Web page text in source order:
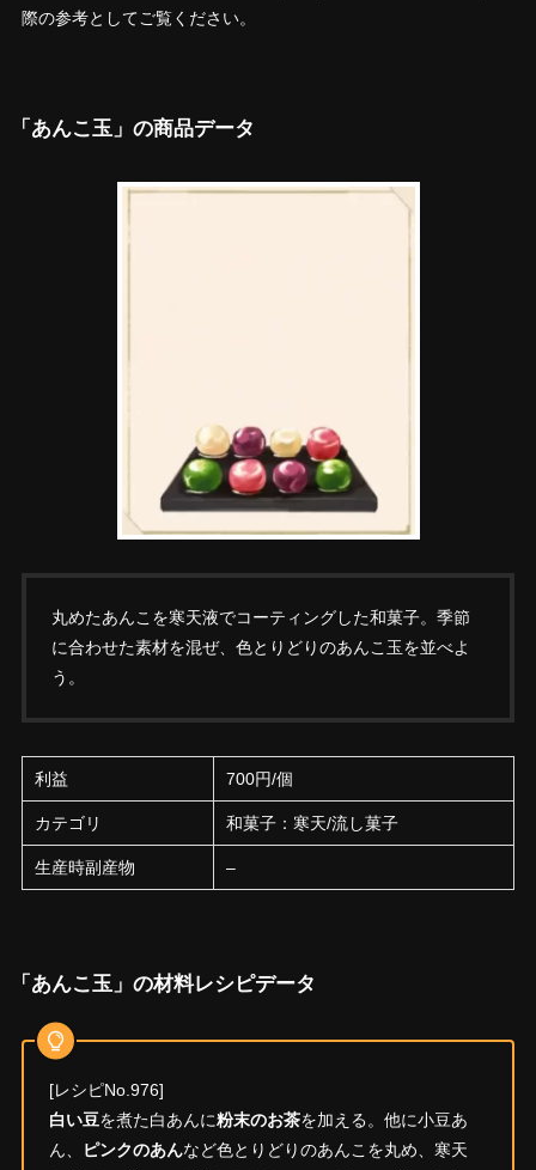
際の参考としてご覧ください。
「あんこ玉」の商品データ
丸めたあんこを寒天液でコーティングした和菓子。季節
に合わせた素材を混ぜ、色とりどりのあんこ玉を並べよ
う。
利益 700円/個
カテゴリ 和菓子：寒天/流し菓子
生産時副産物 –
「あんこ玉」の材料レシピデータ
[レシピNo.976]
白い豆を煮た白あんに粉末のお茶を加える。他に小豆あ
ん、
ピンクのあんなど色とりどりのあんこを丸め、寒天